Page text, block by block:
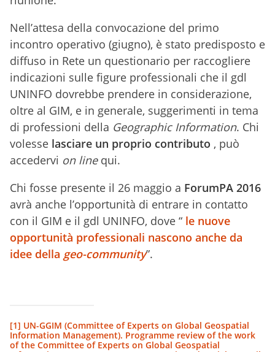
Nell’attesa della convocazione del primo
incontro operativo (giugno), è stato predisposto e
diffuso in Rete un questionario per raccogliere
indicazioni sulle figure professionali che il gdl
UNINFO dovrebbe prendere in considerazione,
oltre al GIM, e in generale, suggerimenti in tema
di professioni della Geographic Information. Chi
volesse lasciare un proprio contributo , può
accedervi on line qui.
Chi fosse presente il 26 maggio a ForumPA 2016
avrà anche l’opportunità di entrare in contatto
con il GIM e il gdl UNINFO, dove “ le nuove
opportunità professionali nascono anche da
idee della geo-community”.
[1] UN-GGIM (Committee of Experts on Global Geospatial
Information Management). Programme review of the work
of the Committee of Experts on Global Geospatial